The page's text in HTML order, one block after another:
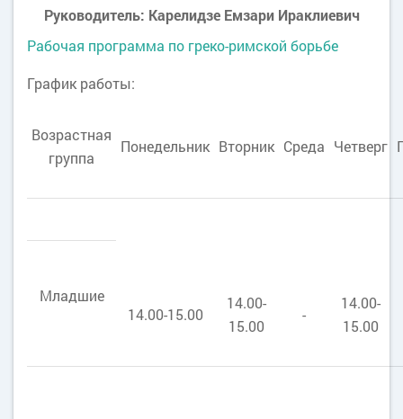
Руководитель: Карелидзе Емзари Ираклиевич
Рабочая программа по греко-римской борьбе
График работы:
Возрастная
группа
Понедельник Вторник Среда Четверг
Младшие
14.00-15.00
14.00-
15.00
-
14.00-
15.00